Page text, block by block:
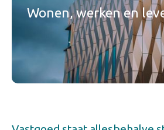
Wonen, werken en